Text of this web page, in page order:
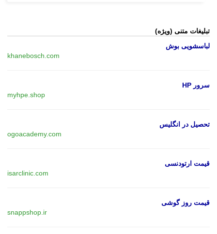
تبلیغات متنی (ویژه)
لباسشویی بوش
khanebosch.com
سرور HP
myhpe.shop
تحصیل در انگلیس
ogoacademy.com
قیمت ارتودنسی
isarclinic.com
قیمت روز گوشی
snappshop.ir